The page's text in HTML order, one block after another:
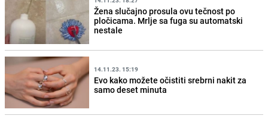
Žena slučajno prosula ovu tečnost po
pločicama. Mrlje sa fuga su automatski
nestale
14.11.23. 15:19
Evo kako možete očistiti srebrni nakit za
samo deset minuta